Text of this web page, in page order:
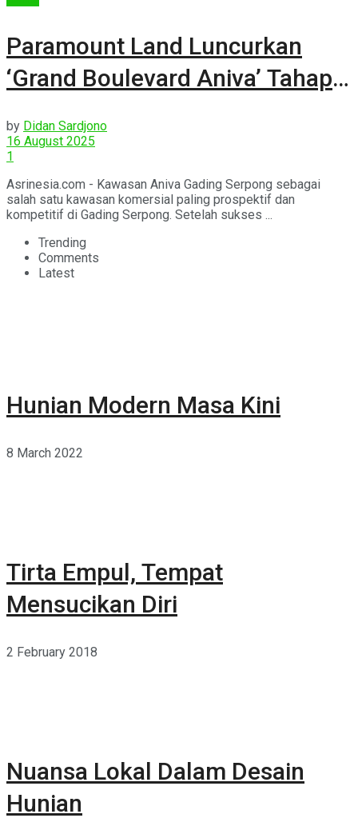
Paramount Land Luncurkan
‘Grand Boulevard Aniva’ Tahap
by Didan Sardjono
16 August 2025
1
Asrinesia.com - Kawasan Aniva Gading Serpong sebagai
salah satu kawasan komersial paling prospektif dan
kompetitif di Gading Serpong. Setelah sukses ...
Trending
Comments
Latest
Hunian Modern Masa Kini
8 March 2022
Tirta Empul, Tempat
Mensucikan Diri
2 February 2018
Nuansa Lokal Dalam Desain
Hunian